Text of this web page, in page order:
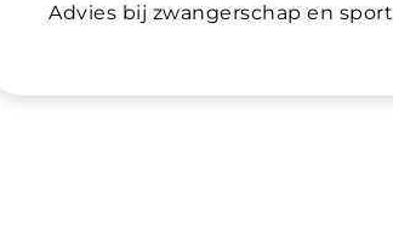
Advies bij zwangerschap en sport